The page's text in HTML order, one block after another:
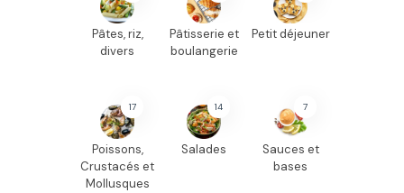
Pâtes, riz,
divers
Pâtisserie et
boulangerie
Petit déjeuner
17
Poissons,
Crustacés et
Mollusques
14
Salades
7
Sauces et
bases